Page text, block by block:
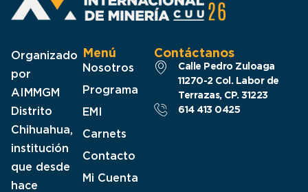
Organizado
por
AIMMGM
Distrito
Chihuahua,
institución
que desde
hace
Menú
Nosotros
Programa
EMI
Carnets
Contacto
Mi Cuenta
Contáctanos
Calle Pedro Zuloaga
11270-2 Col. Labor de
Terrazas, CP. 31223​
614 413 0425